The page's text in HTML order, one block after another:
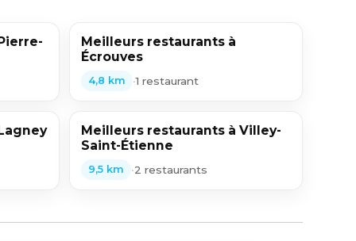
Meilleurs restaurants à
Écrouves
4,8 km •1 restaurant
Meilleurs restaurants à Villey-
Saint-Étienne
9,5 km •2 restaurants